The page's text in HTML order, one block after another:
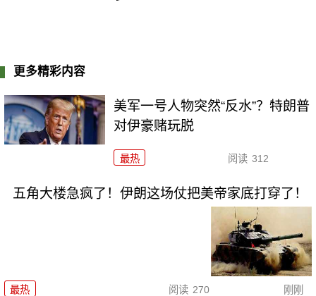
更多精彩内容
美军一号人物突然“反水”？特朗普
对伊豪赌玩脱
最热 阅读 312
五角大楼急疯了！伊朗这场仗把美帝家底打穿了！
最热 阅读 270 刚刚